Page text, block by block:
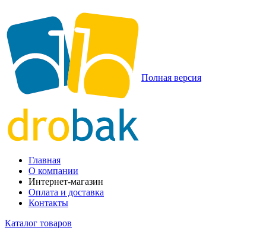
Полная версия
Главная
О компании
Интернет-магазин
Оплата и доставка
Контакты
Каталог товаров